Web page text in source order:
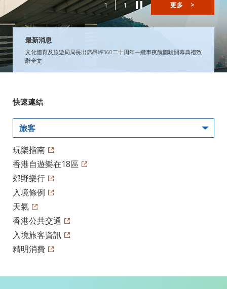
1 1 更多 >
最新消息
文化體育及旅遊局局長出席昂坪360二十周年—纜車夜航體驗開幕典禮致
辭全文
快速連結
旅客
玩樂指南
香港自遊樂在18區
郊野樂行
入境條例
天氣
香港公共交通
入境旅客資訊
精明消費